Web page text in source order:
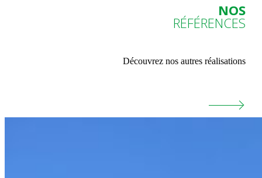
NOS
RÉFÉRENCES
Découvrez nos autres réalisations